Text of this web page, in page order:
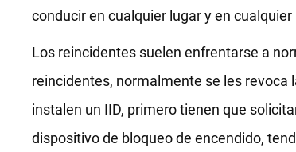
conducir en cualquier lugar y en
Los reincidentes suelen enfrentarse a
reincidentes, normalmente se les revoca
instalen un IID, primero tienen que
dispositivo de bloqueo de encendido,